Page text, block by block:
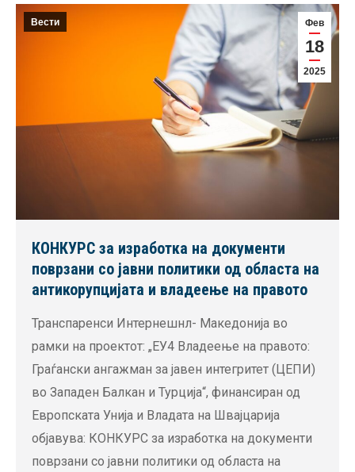
Фев
18
2025
Вести
КОНКУРС за изработка на документи
поврзани со јавни политики од областа на
антикорупцијата и владеење на правото
Транспаренси Интернешнл- Македонија во
рамки на проектот: „ЕУ4 Владеење на правото:
Граѓански ангажман за јавен интегритет (ЦЕПИ)
во Западен Балкан и Турција“, финансиран од
Европската Унија и Владата на Швајцарија
објавува: КОНКУРС за изработка на документи
поврзани со јавни политики од областа на